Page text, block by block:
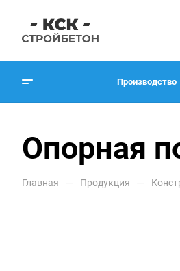
Производство
Опорная
Главная — Продукция —